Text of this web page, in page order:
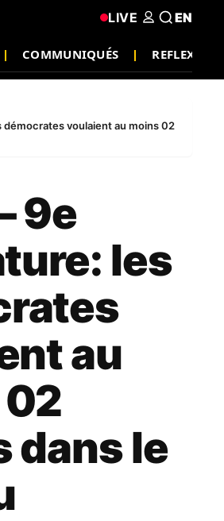
COMMUNIQUÉS REFLEXION
LIVE EN
démocrates voulaient au moins 02
9e
les
au
dans le